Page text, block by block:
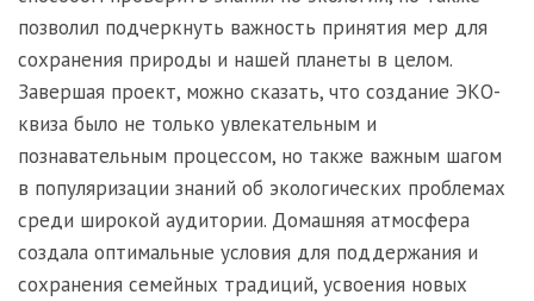
позволил подчеркнуть важность принятия мер для
сохранения природы и нашей планеты в целом.
Завершая проект, можно сказать, что создание ЭКО-
квиза было не только увлекательным и
познавательным процессом, но также важным шагом
в популяризации знаний об экологических проблемах
среди широкой аудитории. Домашняя атмосфера
создала оптимальные условия для поддержания и
сохранения семейных традиций, усвоения новых